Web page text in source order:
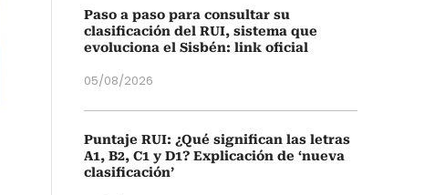
Paso a paso para consultar su
clasificación del RUI, sistema que
evoluciona el Sisbén: link oficial
05/08/2026
Puntaje RUI: ¿Qué significan las letras
A1, B2, C1 y D1? Explicación de ‘nueva
clasificación’